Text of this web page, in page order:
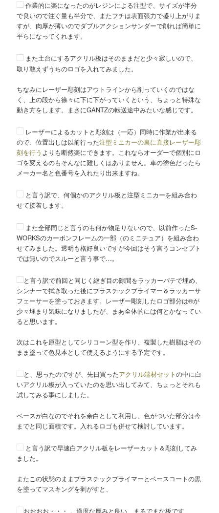
作業的に楽になったのがレジンによる注型で、サイズが半分
で良いので注ぐ量も半分で、またフチは表面張力で盛り上がりま
すが、肉厚が薄いのでダブルアクションサンダーで削れば簡単に
平らになってくれます。
また土台にするアクリル板はそのままだと少々寂しいので、
取り敢えずうちのロゴを入れてみました。
ちなみにレーザー彫刻はアウトラインから削っていくのではな
く、上の段から徐々に下に下がっていくという、ちょっと特殊な
動き方をします。まさにGANTZの転送途中みたいな感じです。
レーザーによるカットと彫刻は（一応）同時に作業が出来る
ので、位置出しは以前行った注型ミニカーの裏に直接レーザー彫
刻を行う よりも断然楽にできます。これならオーダーで個別にロ
ゴを変えるのもそんなに難しくはありません。車の塗色だったら
メーカー名と色番号を入れたり出来ますね。
と言う訳で、何個かのアクリル板と注型ミニカーを組み合わ
せて接着します。
また全部同じと言うのも何か物足りないので、以前作ったS-
WORKSのカーボンフレームの一部（のミニチュア）を組み合わ
せてみました。透明も格好良いですが今回はそう言うコンセプト
では無いのでスルーと言う事で…。
と言う訳で前回と同じく継ぎ目の隙間をラッカーパテで埋め、
シンナーで拭き取った後にプラスチックプライマー＆ラッカーサ
フェーサーを塗っておきます。レーザー彫刻したロゴ部分は®が
少々埋まり気味になりましたが、まあ全体的には何とかなってい
ると思います。
次はこれを原型としてシリコーン型を作り、複製した樹脂はその
まま塗って色見本として使えるようにする予定です。
と、思ったのですが、先日買ったアクリル端材セットの中に白
いアクリル板が入っていたのを思い出してみて、ちょっとそれも
試してみる事にしました。
ベースが白なのでそれを余白として利用し、色がついた部分は今
までと同じ面積です。入れるロゴも併せて検討しています。
と言う訳で早速白アクリル板をレーザーカット＆彫刻してみ
ました。
またこの状態のままプラスチックプライマーとベースコートの黒
を塗ってマスキングを剥がすと、
おおおお・・・ 。適度な厚みと良い、まるでまな板です